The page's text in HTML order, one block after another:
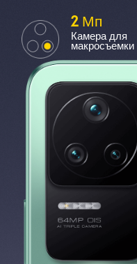
2 Мп
Камера для
макросъемки